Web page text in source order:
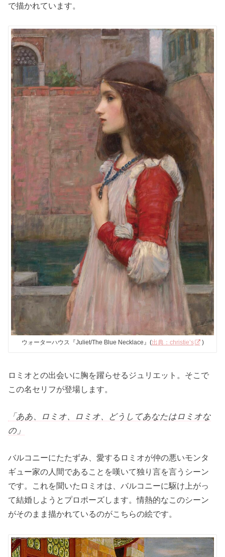
で描かれています。
ウォーターハウス『Juliet/The Blue Necklace』(出典：christie’s )
ロミオとの出会いに胸を躍らせるジュリエット。そこで
この名セリフが登場します。
「ああ、ロミオ、ロミオ、どうしてあなたはロミオな
の」
バルコニーにたたずみ、愛するロミオが仲の悪いモンタ
ギュー家の人間であることを嘆いて独り言を言うシーン
です。これを聞いたロミオは、バルコニーに駆け上がっ
て結婚しようとプロポーズします。情熱的なこのシーン
がそのまま描かれているのがこちらの絵です。